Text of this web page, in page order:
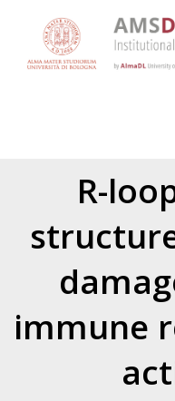
R-
immune